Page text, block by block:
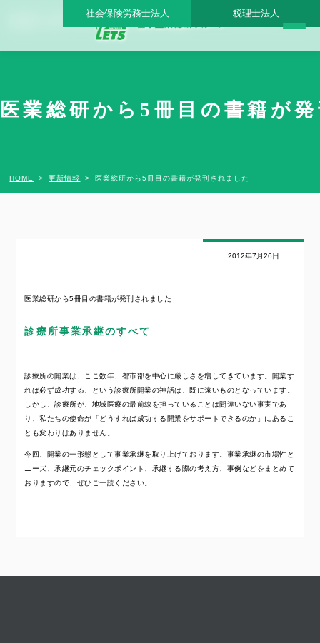
医業総研から5冊目の書籍が発刊されました - 日本医業総研グループ |日本医業総研｜
社会保険労務士法人 税理士法人
医業総研から5冊目の書籍が
HOME 更新情報 医業総研から5冊目の書籍が発刊されました
2012年7月26日
医業総研から5冊目の書籍が発刊されました
診療所事業承継のすべて
診療所の開業は、ここ数年、都市部を中心に厳しさを増してきています。開業す
れば必ず成功する、という診療所開業の神話は、既に遠いものとなっています。
しかし、診療所が、地域医療の最前線を担っていることは間違いない事実であ
り、私たちの使命が「どうすれば成功する開業をサポートできるのか」にあるこ
とも変わりはありません。
今回、開業の一形態として事業承継を取り上げております。事業承継の市場性と
ニーズ、承継元のチェックポイント、承継する際の考え方、事例などをまとめて
おりますので、ぜひご一読ください。